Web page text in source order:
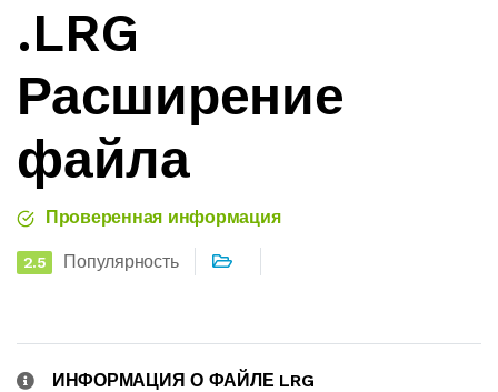
.LRG
Расширение
файла
Проверенная информация
2.5 Популярность
ИНФОРМАЦИЯ О ФАЙЛЕ LRG